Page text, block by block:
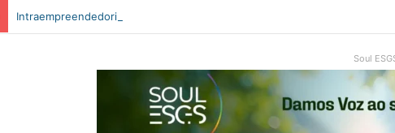
Intraempreendedorismo e ESG: como inovar com impacto real
Soul